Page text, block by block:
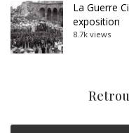
La Guerre
exposition
8.7k views